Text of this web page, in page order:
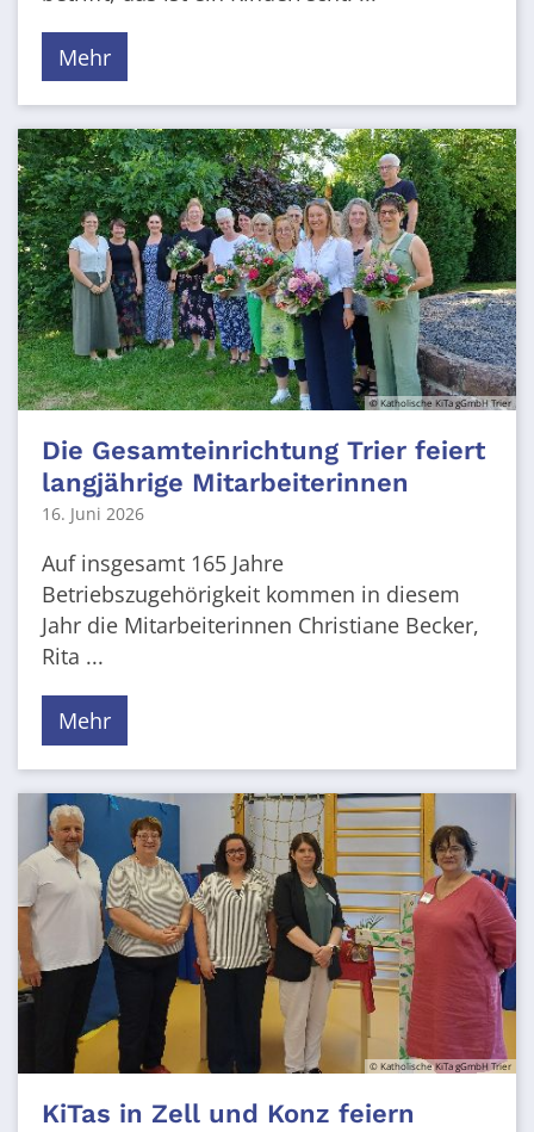
Mehr
© Katholische KiTa gGmbH Trier
Die Gesamteinrichtung Trier feiert
langjährige Mitarbeiterinnen
16. Juni 2026
Auf insgesamt 165 Jahre
Betriebszugehörigkeit kommen in diesem
Jahr die Mitarbeiterinnen Christiane Becker,
Rita ...
Mehr
© Katholische KiTa gGmbH Trier
KiTas in Zell und Konz feiern